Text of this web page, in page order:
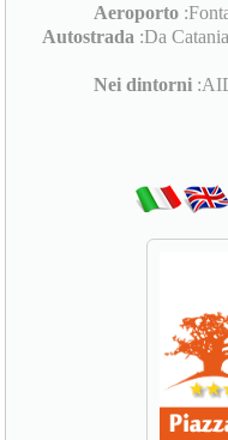
Aeroporto
Autostrada :Da
Nei dintorni